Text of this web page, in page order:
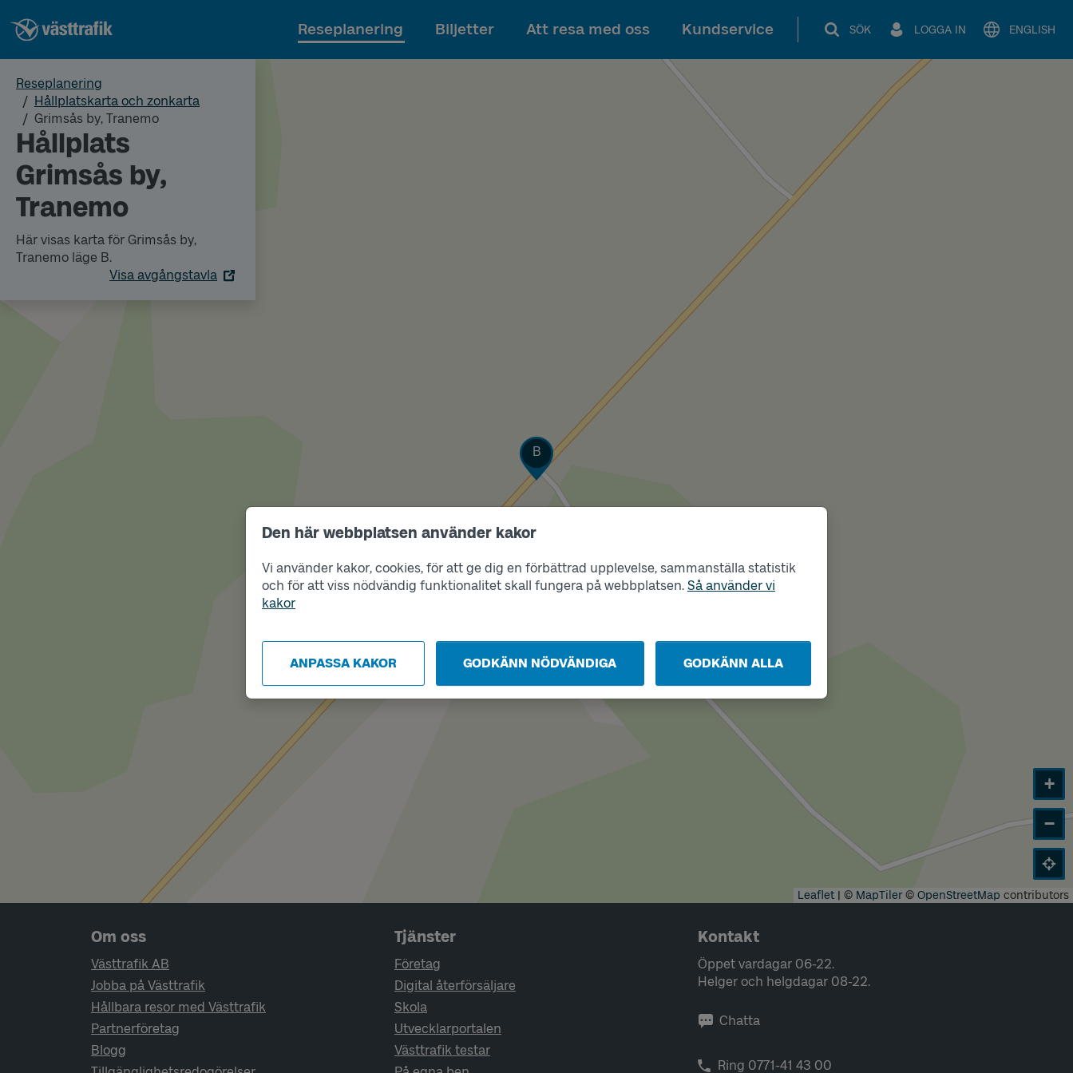
Den här webbplatsen använder kakor
Vi använder kakor, cookies, för att ge dig en förbättrad upplevelse, sammanställa statistik
och för att viss nödvändig funktionalitet skall fungera på webbplatsen. Så använder vi
kakor
ANPASSA KAKOR GODKÄNN NÖDVÄNDIGA GODKÄNN ALLA
Till innehållet
Reseplanering Biljetter Att resa med oss Kundservice SÖK LOGGA IN ENGLISH
Reseplanering
Hållplatskarta och zonkarta
Grimsås by, Tranemo
Hållplats
Grimsås by,
Tranemo
Här visas karta för Grimsås by,
Tranemo läge B.
Visa avgångstavla
Läge
B
+
−
Leaflet | © MapTiler© OpenStreetMap contributors
Sidfotsnavigering
Om oss
Västtrafik AB
Jobba på Västtrafik
Hållbara resor med Västtrafik
Partnerföretag
Blogg
Tjänster
Företag
Digital återförsäljare
Skola
Utvecklarportalen
Västtrafik testar
Kontakt
Öppet vardagar 06-22.
Helger och helgdagar 08-22.
Chatta
Ring 0771-41 43 00